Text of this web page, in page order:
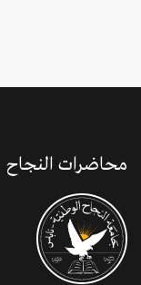
محاضرات النجاح